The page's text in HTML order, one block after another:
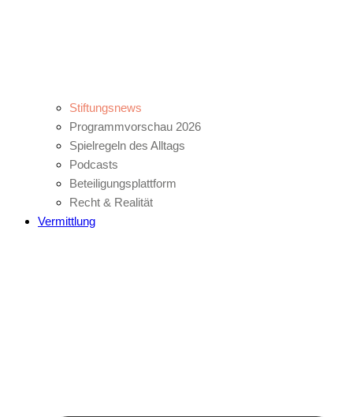
Stiftungsnews
Programmvorschau 2026
Spielregeln des Alltags
Podcasts
Beteiligungsplattform
Recht & Realität
Vermittlung